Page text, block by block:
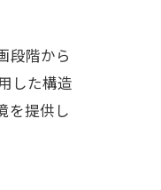
段階から
した構造
を提供し